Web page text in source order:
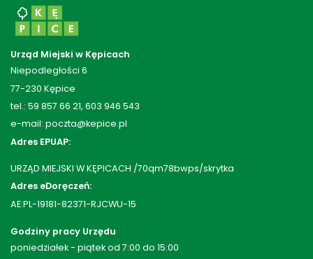
Urząd Miejski w Kępicach
Niepodległości 6
77-230 Kępice
tel.: 59 857 66 21, 603 946 543
e-mail: poczta@kepice.pl
Adres EPUAP:
URZĄD MIEJSKI W KĘPICACH /70qm78bwps/skrytka
Adres eDoręczeń:
AE:PL-19181-82371-RJCWU-15
Godziny pracy Urzędu
poniedziałek - piątek od 7:00 do 15:00